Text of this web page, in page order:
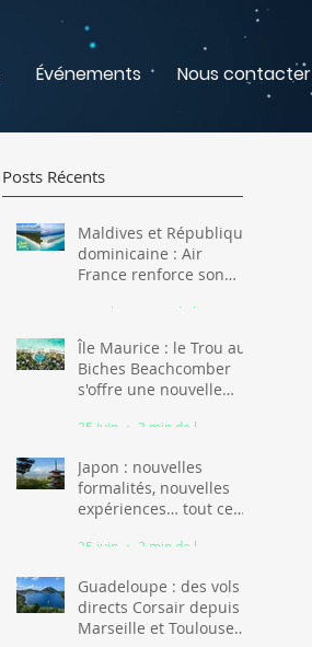
Événements Nous contacter
Posts Récents
Maldives et République
dominicaine : Air
France renforce son
16 juil.
Île Maurice : le Trou aux
Biches Beachcomber
s'offre une nouvelle
25 juin
Japon : nouvelles
formalités, nouvelles
expériences… tout ce
25 juin
Guadeloupe : des vols
directs Corsair depuis
Marseille et Toulouse